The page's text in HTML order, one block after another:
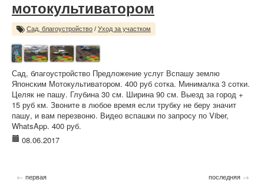
мотокультиватором
Сад, благоустройство / Уход за участком
Сад, благоустройство Предложение услуг Вспашу землю
Японским Мотокультиватором. 400 руб сотка. Минималка 3 сотки.
Целяк не пашу. Глубина 30 см. Ширина 90 см. Выезд за город +
15 руб км. Звоните в любое время если трубку не беру значит
пашу, и вам перезвоню. Видео вспашки по запросу по Viber,
WhatsApp. 400 руб.
08.06.2017
← первая последняя →